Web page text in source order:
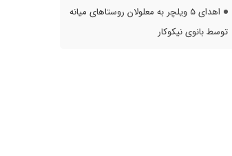
اهدای ۵ ویلچر به معلولان روستاهای میانه
توسط بانوی نیکوکار